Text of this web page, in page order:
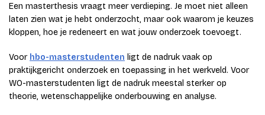
Een masterthesis vraagt meer verdieping. Je moet niet alleen
laten zien wat je hebt onderzocht, maar ook waarom je keuzes
kloppen, hoe je redeneert en wat jouw onderzoek toevoegt.
Voor hbo-masterstudenten ligt de nadruk vaak op
praktijkgericht onderzoek en toepassing in het werkveld. Voor
WO-masterstudenten ligt de nadruk meestal sterker op
theorie, wetenschappelijke onderbouwing en analyse.